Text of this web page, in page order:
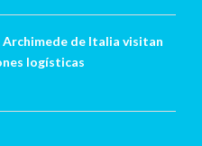
Archimede de Italia visitan
logísticas